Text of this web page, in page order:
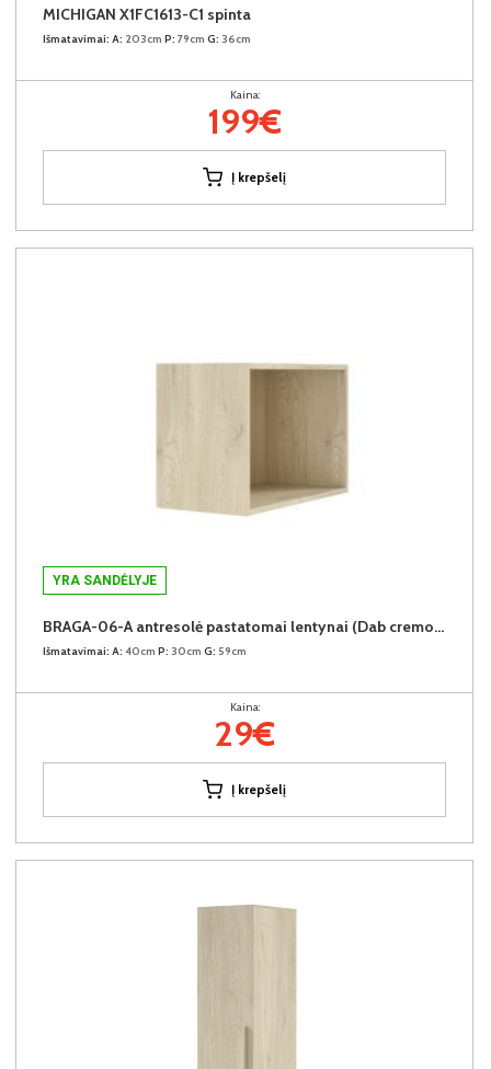
MICHIGAN X1FC1613-C1 spinta
Išmatavimai: A: 203cm P: 79cm G: 36cm
Kaina:
199€
Į krepšelį
YRA SANDĖLYJE
BRAGA-06-A antresolė pastatomai lentynai (Dab cremona)
Išmatavimai: A: 40cm P: 30cm G: 59cm
Kaina:
29€
Į krepšelį